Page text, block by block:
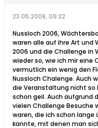
23.05.2008, 09:22
Nussloch 2006,
waren alle auf ihre Art und
2006 und die Challenge in
wieder so, wie ich mir eine
vermutlich ein wenig den
Nussloch Chalenge. Auch
die Veranstaltung nicht so
schon geil. Auch aufgrund
vielen Challenge Besuche
waren, die ich schon lange
kannte, mit denen man